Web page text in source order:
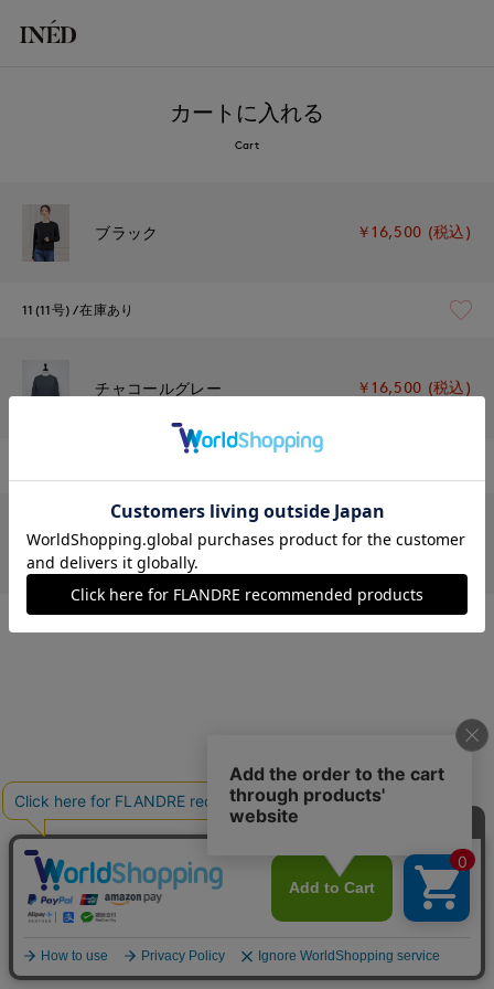
カートに入れる
Cart
ブラック ￥16,500 (税込)
11(11号) 在庫あり
チャコールグレー ￥16,500 (税込)
モカチャ ￥16,500 (税込)